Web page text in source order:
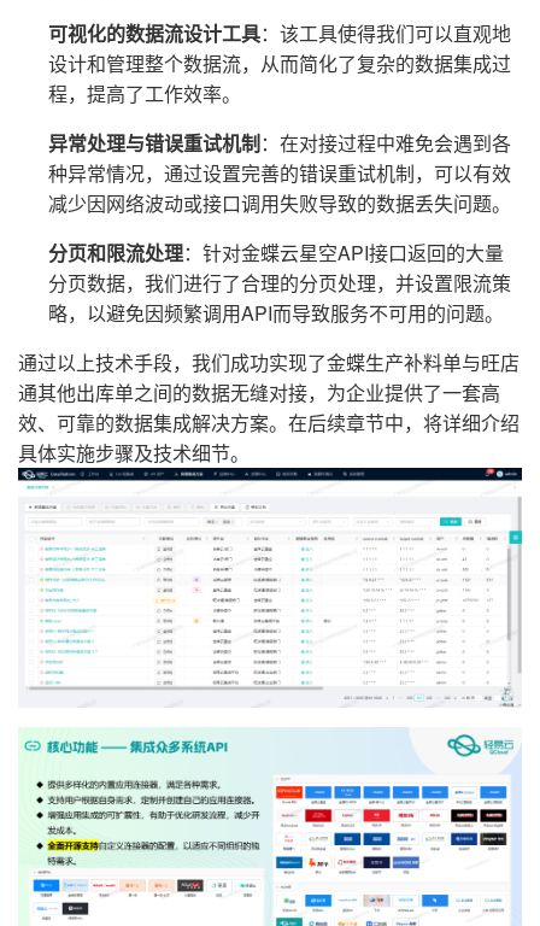
可视化的数据流设计工具：该工具使得我们可以直观地
设计和管理整个数据流，从而简化了复杂的数据集成过
程，提高了工作效率。
异常处理与错误重试机制：在对接过程中难免会遇到各
种异常情况，通过设置完善的错误重试机制，可以有效
减少因网络波动或接口调用失败导致的数据丢失问题。
分页和限流处理：针对金蝶云星空API接口返回的大量
分页数据，我们进行了合理的分页处理，并设置限流策
略，以避免因频繁调用API而导致服务不可用的问题。
通过以上技术手段，我们成功实现了金蝶生产补料单与旺店
通其他出库单之间的数据无缝对接，为企业提供了一套高
效、可靠的数据集成解决方案。在后续章节中，将详细介绍
具体实施步骤及技术细节。